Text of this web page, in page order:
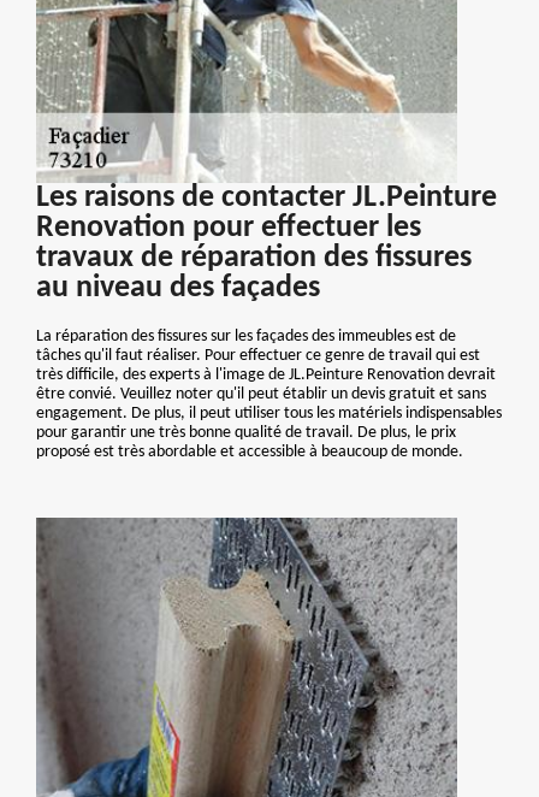
Les raisons de contacter JL.Peinture
Renovation pour effectuer les
travaux de réparation des fissures
au niveau des façades
La réparation des fissures sur les façades des immeubles est de
tâches qu'il faut réaliser. Pour effectuer ce genre de travail qui est
très difficile, des experts à l'image de JL.Peinture Renovation devrait
être convié. Veuillez noter qu'il peut établir un devis gratuit et sans
engagement. De plus, il peut utiliser tous les matériels indispensables
pour garantir une très bonne qualité de travail. De plus, le prix
proposé est très abordable et accessible à beaucoup de monde.